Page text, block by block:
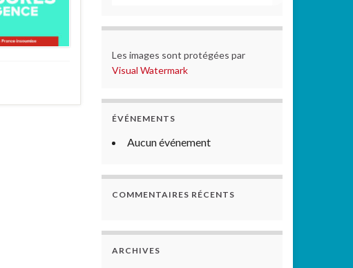
Les images sont protégées par
Visual Watermark
ÉVÉNEMENTS
Aucun événement
COMMENTAIRES RÉCENTS
ARCHIVES